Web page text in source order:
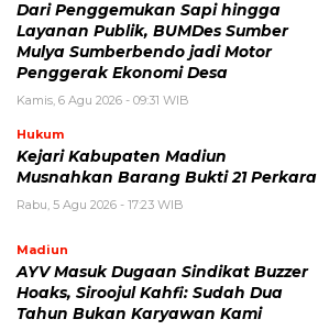
Dari Penggemukan Sapi hingga
Layanan Publik, BUMDes Sumber
Mulya Sumberbendo jadi Motor
Penggerak Ekonomi Desa
Kamis, 6 Agu 2026 - 09:31 WIB
Hukum
Kejari Kabupaten Madiun
Musnahkan Barang Bukti 21 Perkara
Rabu, 5 Agu 2026 - 17:23 WIB
Madiun
AYV Masuk Dugaan Sindikat Buzzer
Hoaks, Siroojul Kahfi: Sudah Dua
Tahun Bukan Karyawan Kami